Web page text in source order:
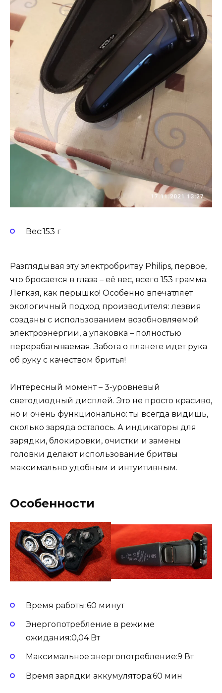
Вес:153 г
Разглядывая эту электробритву Philips, первое,
что бросается в глаза – её вес, всего 153 грамма.
Легкая, как перышко! Особенно впечатляет
экологичный подход производителя: лезвия
созданы с использованием возобновляемой
электроэнергии, а упаковка – полностью
перерабатываемая. Забота о планете идет рука
об руку с качеством бритья!
Интересный момент – 3-уровневый
светодиодный дисплей. Это не просто красиво,
но и очень функционально: ты всегда видишь,
сколько заряда осталось. А индикаторы для
зарядки, блокировки, очистки и замены
головки делают использование бритвы
максимально удобным и интуитивным.
Особенности
Время работы:60 минут
Энергопотребление в режиме
ожидания:0,04 Вт
Максимальное энергопотребление:9 Вт
Время зарядки аккумулятора:60 мин